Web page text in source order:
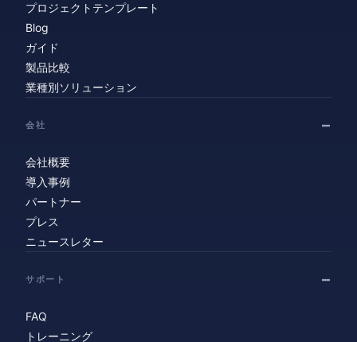
プロジェクトテンプレート
Blog
ガイド
製品比較
業種別ソリューション
会社
会社概要
導入事例
パートナー
プレス
ニュースレター
サポート
FAQ
トレーニング